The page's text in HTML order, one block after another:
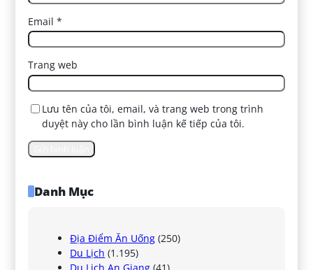
Email*
Trang web
Lưu tên của tôi, email, và trang web trong trình
duyệt này cho lần bình luận kế tiếp của tôi.
Danh Mục
Địa Điểm Ăn Uống (250)
Du Lịch (1.195)